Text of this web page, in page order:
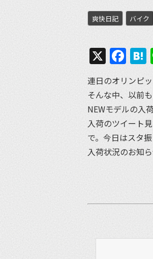
爽快日記 バイク
X
連日のオリンピ
そんな中、以前
NEWモデルの入
入荷のツイート
で。今日はスタ
入荷状況のお知ら